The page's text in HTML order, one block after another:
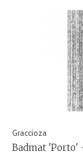
Graccioza
Badmat 'Porto'